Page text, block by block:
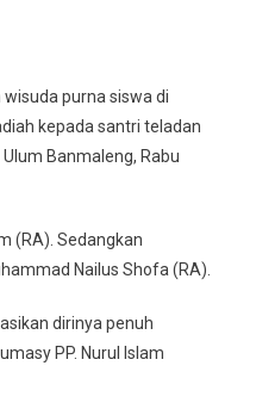
purna siswa di
kepada santri teladan
Banmaleng, Rabu
(RA). Sedangkan
Nailus Shofa (RA).
dirinya penuh
PP. Nurul Islam